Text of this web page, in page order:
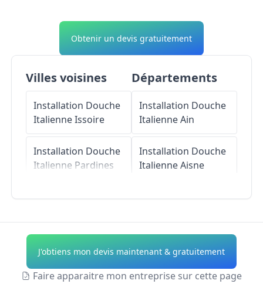
Obtenir un devis gratuitement
Villes voisines
Installation Douche
ItalienneIssoire
Installation Douche
Italienne Pardines
Installation Douche
Sauvagnat-Sainte-
Installation Douche
Départements
Installation Douche
ItalienneAin
Installation Douche
ItalienneAisne
Installation Douche
Italienne Alpes-de-
Haute-Provence
J'obtiens mon devis maintenant & gratuitement
Faire apparaitre mon entreprise sur cette page